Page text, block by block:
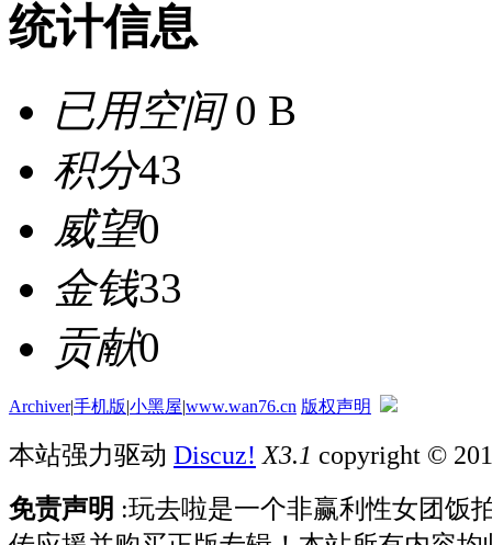
统计信息
已用空间0 B
积分43
威望0
金钱33
贡献0
Archiver|手机版|小黑屋|www.wan76.cn 版权声明
本站强力驱动 Discuz! X3.1 copyright ©
免责声明 :玩去啦是一个非赢利性女团饭